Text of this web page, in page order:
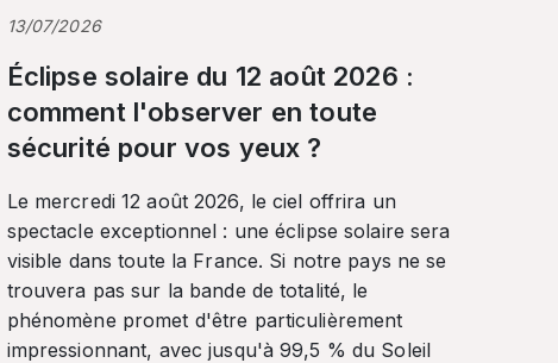
13/07/2026
Éclipse solaire du 12 août 2026 :
comment l'observer en toute
sécurité pour vos yeux ?
Le mercredi 12 août 2026, le ciel offrira un
spectacle exceptionnel : une éclipse solaire sera
visible dans toute la France. Si notre pays ne se
trouvera pas sur la bande de totalité, le
phénomène promet d'être particulièrement
impressionnant, avec jusqu'à 99,5 % du Soleil